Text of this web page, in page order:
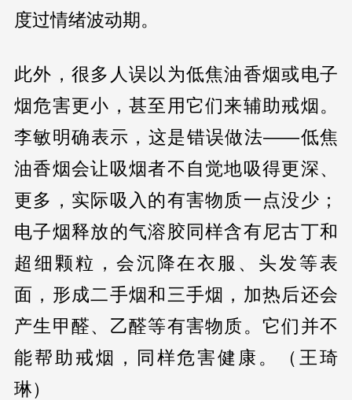
度过情绪波动期。
此外，很多人误以为低焦油香烟或电子
烟危害更小，甚至用它们来辅助戒烟。
李敏明确表示，这是错误做法——低焦
油香烟会让吸烟者不自觉地吸得更深、
更多，实际吸入的有害物质一点没少；
电子烟释放的气溶胶同样含有尼古丁和
超细颗粒，会沉降在衣服、头发等表
面，形成二手烟和三手烟，加热后还会
产生甲醛、乙醛等有害物质。它们并不
能帮助戒烟，同样危害健康。（王琦
琳）